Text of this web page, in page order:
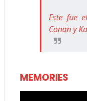
Este fue
Conan y
MEMORIES